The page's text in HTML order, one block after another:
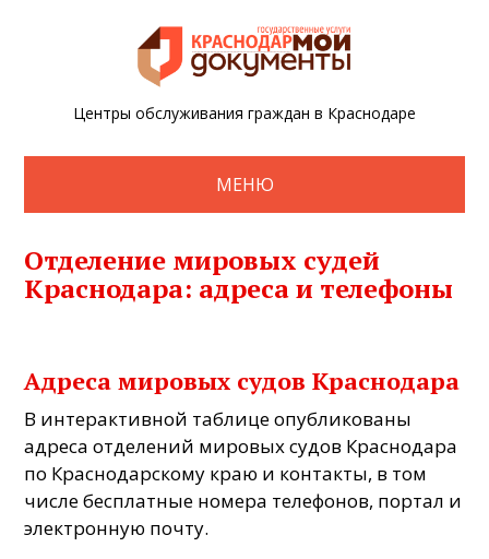
Центры обслуживания граждан в Краснодаре
МЕНЮ
Отделение мировых судей
Краснодара: адреса и телефоны
Адреса мировых судов Краснодара
В интерактивной таблице опубликованы
адреса отделений мировых судов Краснодара
по Краснодарскому краю и контакты, в том
числе бесплатные номера телефонов, портал и
электронную почту.